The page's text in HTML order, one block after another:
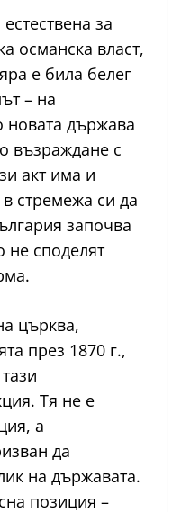
за
османска власт,
е била белег
– на
новата държава
възраждане с
акт има и
стремежа си да
започва
не споделят
църква,
през 1870 г.,
Тя не е
а
да
на държавата.
позиция –